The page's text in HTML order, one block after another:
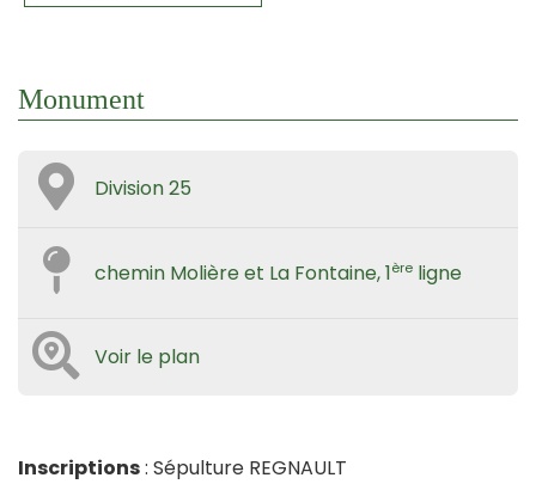
Monument
Division 25
chemin Molière et La Fontaine, 1ère ligne
Voir le plan
Inscriptions: Sépulture REGNAULT